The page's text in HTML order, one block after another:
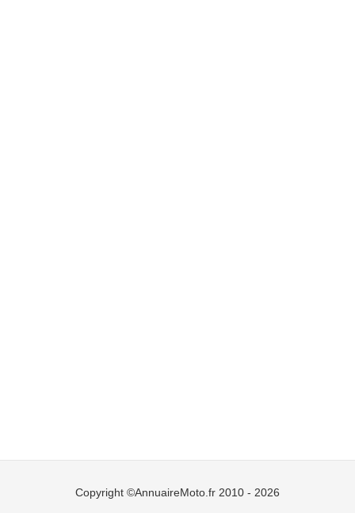
Copyright ©AnnuaireMoto.fr 2010 - 2026